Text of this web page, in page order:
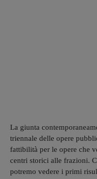
La giunta
triennale delle opere
fattibilità per le opere che
centri storici alle frazioni.
potremo vedere i primi